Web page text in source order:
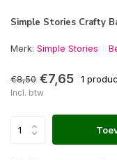
Simple Stories Crafty
Merk: Simple Stories
€8,50 €7,65 1
Incl. btw